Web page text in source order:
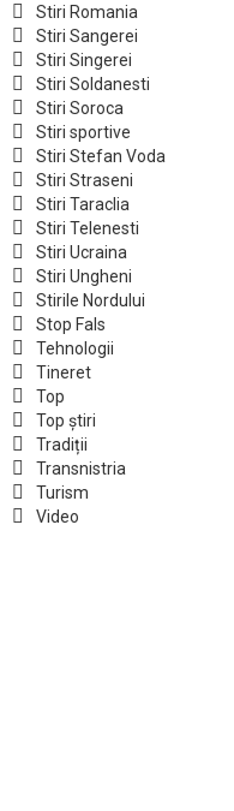
Stiri Romania
Stiri Sangerei
Stiri Singerei
Stiri Soldanesti
Stiri Soroca
Stiri sportive
Stiri Stefan Voda
Stiri Straseni
Stiri Taraclia
Stiri Telenesti
Stiri Ucraina
Stiri Ungheni
Stirile Nordului
Stop Fals
Tehnologii
Tineret
Top
Top știri
Tradiții
Transnistria
Turism
Video